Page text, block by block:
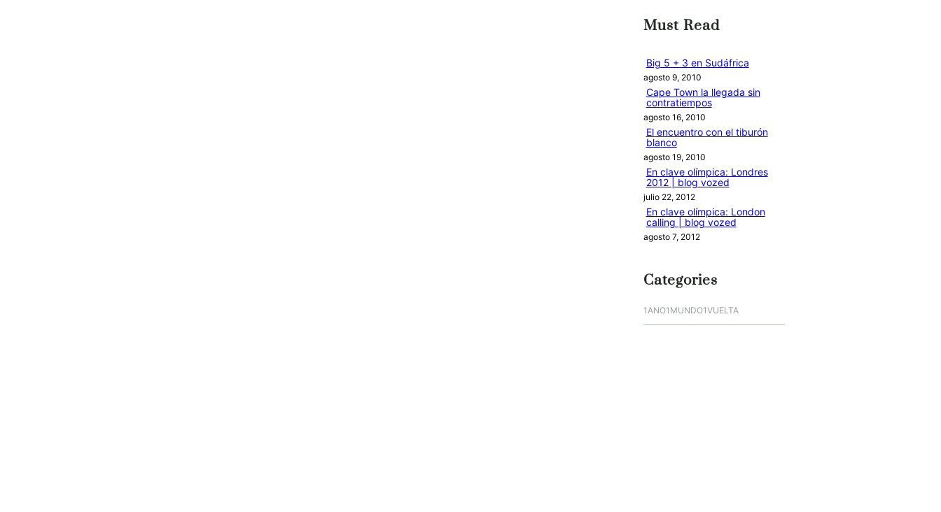
c
r
Must Read
Big 5 + 3 en Sudáfrica
agosto 9, 2010
Cape Town la llegada sin
contratiempos
agosto 16, 2010
El encuentro con el tiburón
blanco
agosto 19, 2010
En clave olímpica: Londres
2012 | blog vozed
julio 22, 2012
En clave olímpica: London
calling | blog vozed
agosto 7, 2012
Categories
1ANO1MUNDO1VUELTA